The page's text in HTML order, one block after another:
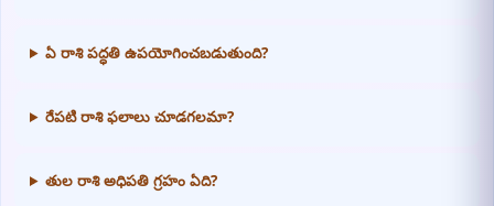
ఏ రాశి పద్ధతి ఉపయోగించబడుతుంది?
రేపటి రాశి ఫలాలు చూడగలమా?
తుల రాశి అధిపతి గ్రహం ఏది?